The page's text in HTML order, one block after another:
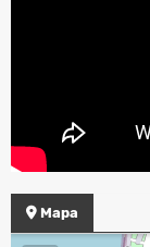
Mapa